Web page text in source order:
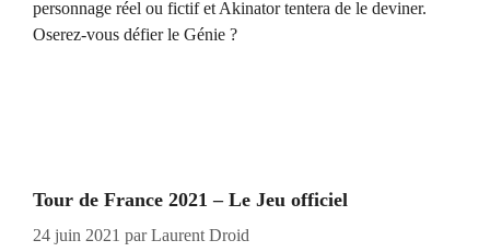
personnage réel ou fictif et Akinator tentera de le deviner.
Oserez-vous défier le Génie ?
Tour de France 2021 – Le Jeu officiel
24 juin 2021 parLaurent Droid